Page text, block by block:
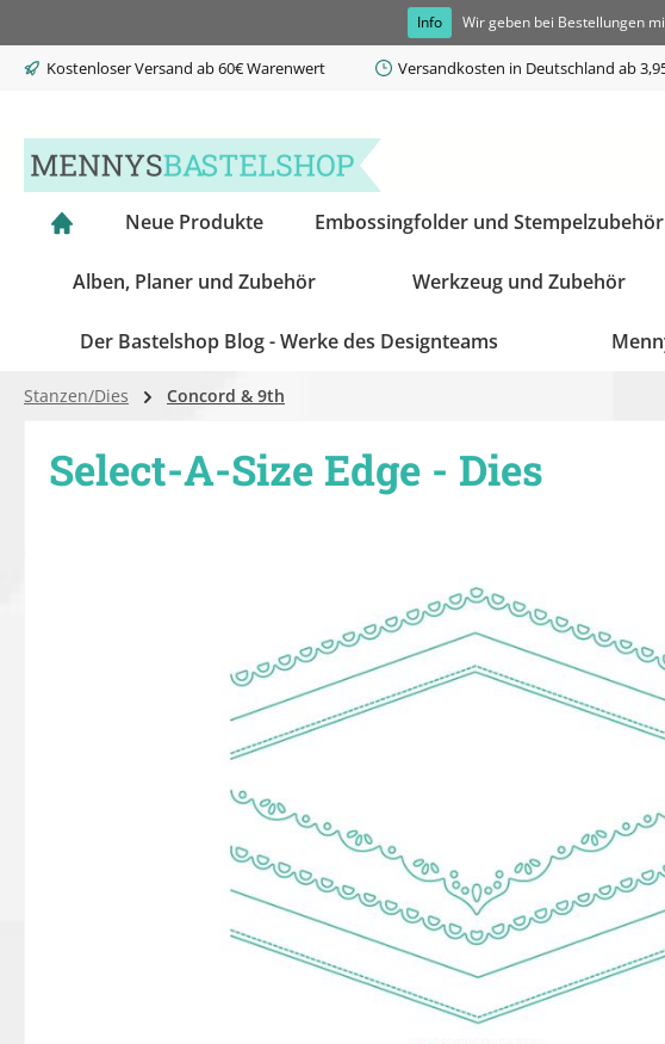
Info Wir geben bei Bestellungen
Kostenloser Versand ab 60€ Warenwert Versandkosten in Deutschland ab
Neue Produkte Embossingfolder und Stempelzubehör
Alben, Planer und Zubehör Werkzeug und Zubehör
Der Bastelshop Blog - Werke des Designteams
Stanzen/Dies Concord & 9th
Select-A-Size Edge - Dies